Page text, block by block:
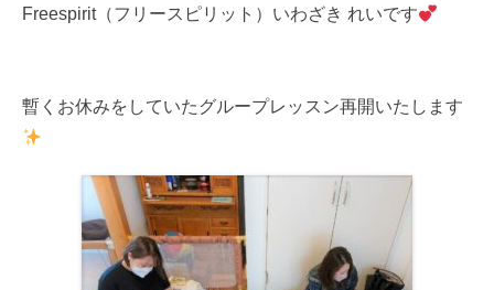
Freespirit（フリースピリット）いわざき れいです
暫くお休みをしていたグループレッスン再開いたします